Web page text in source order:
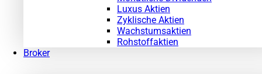
Luxus Aktien
Zyklische Aktien
Wachstumsaktien
Rohstoffaktien
Broker